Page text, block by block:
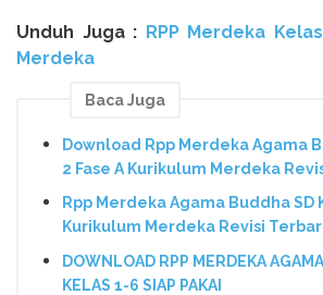
Unduh Juga : RPP Merdeka
Merdeka
Baca Juga
Download Rpp Merdeka Agama
2 Fase A Kurikulum Merdeka
Rpp Merdeka Agama Buddha SD
Kurikulum Merdeka Revisi
DOWNLOAD RPP MERDEKA
KELAS 1-6 SIAP PAKAI